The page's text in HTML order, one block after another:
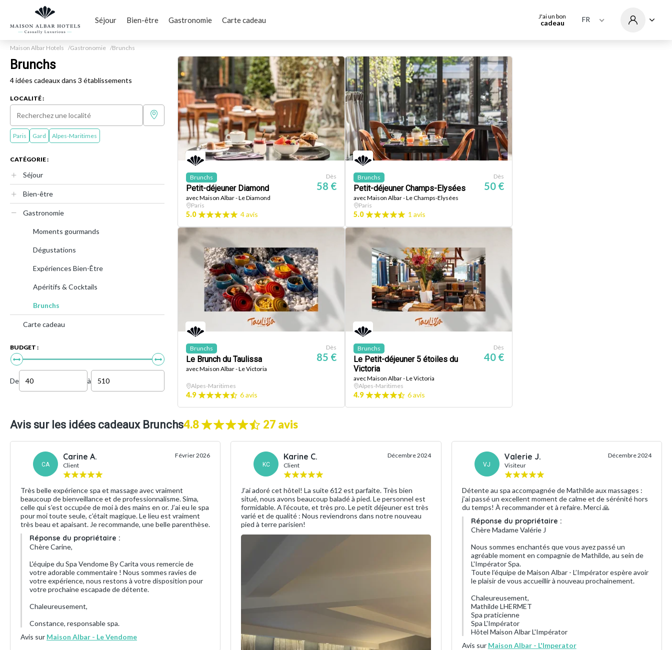
Séjour Bien-être Gastronomie Carte cadeau J'ai un bon
cadeau FR
Maison Albar Hotels Gastronomie Brunchs
Brunchs
4 idées cadeaux dans 3 établissements
LOCALITÉ :
Paris Gard Alpes-Maritimes
CATÉGORIE :
Séjour
Bien-être
Gastronomie
Moments gourmands
Dégustations
Expériences Bien-Être
Apéritifs & Cocktails
Brunchs
Carte cadeau
BUDGET :
De à
Brunchs
Petit-déjeuner Diamond
avec Maison Albar - Le Diamond
Dès
58 €
Paris
5.0 4 avis
Brunchs
Petit-déjeuner Champs-Elysées
avec Maison Albar - Le Champs-Elysées
Dès
50 €
Paris
5.0 1 avis
Brunchs
Le Brunch du Taulissa
avec Maison Albar - Le Victoria
Dès
85 €
Alpes-Maritimes
4.9 6 avis
Brunchs
Le Petit-déjeuner 5 étoiles du
Victoria
avec Maison Albar - Le Victoria
Dès
40 €
Alpes-Maritimes
4.9 6 avis
Avis sur les idées cadeaux Brunchs4.8 27 avis
CA
Carine A.
Client
Février 2026
Très belle expérience spa et massage avec vraiment
beaucoup de bienveillance et de professionnalisme. Sima,
celle qui s’est occupée de moi à des mains en or. J’ai eu le spa
pour moi toute seule, c’était magique. Le lieu est vraiment
très beau et apaisant. Je recommande, une belle parenthèse.
Réponse du propriétaire :
Chère Carine,
L'équipe du Spa Vendome By Carita vous remercie de
votre adorable commentaire ! Nous sommes ravies de
votre expérience, nous restons à votre disposition pour
votre prochaine escapade de détente.
Chaleureusement,
Constance, responsable spa.
Avis sur Maison Albar - Le Vendome
KC
Karine C.
Client
Décembre 2024
J’ai adoré cet hôtel! La suite 612 est parfaite. Très bien
situé, nous avons beaucoup baladé à pied. Le personnel est
formidable. A l’écoute, et très pro. Le petit déjeuner est très
varié et de qualité : Nous reviendrons dans notre nouveau
pied à terre parisien!
VJ
Valerie J.
Visiteur
Décembre 2024
Détente au spa accompagnée de Mathilde aux massages :
j’ai passé un excellent moment de calme et de sérénité hors
du temps! À recommander et à refaire. Merci 🙏
Réponse du propriétaire :
Chère Madame Valérie J
Nous sommes enchantés que vous ayez passé un
agréable moment en compagnie de Mathilde, au sein de
L'Impérator Spa.
Toute l’équipe de Maison Albar - L’Impérator espère avoir
le plaisir de vous accueillir à nouveau prochainement.
Chaleureusement,
Mathilde LHERMET
Spa praticienne
Spa L'Impérator
Hôtel Maison Albar L'Impérator
Avis sur Maison Albar - L'Imperator